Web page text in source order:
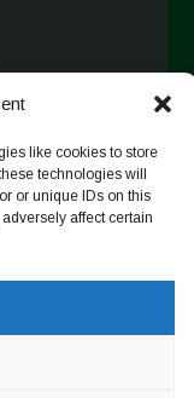
like cookies to store
technologies will
or unique IDs on this
affect certain
de privadesa-